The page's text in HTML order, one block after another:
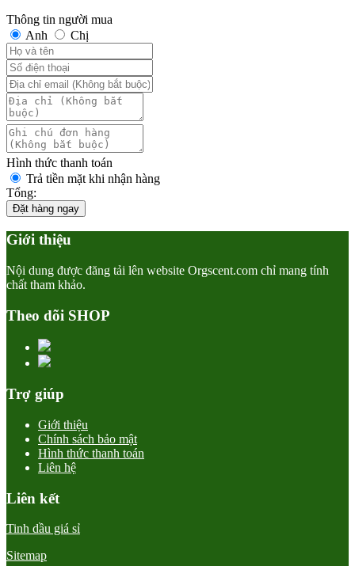
Thông tin người mua
Anh
Chị
Hình thức thanh toán
Trả tiền mặt khi nhận hàng
Tổng:
Đặt hàng ngay
Giới thiệu
Nội dung được đăng tải lên website Orgscent.com chỉ mang tính
chất tham khảo.
Theo dõi SHOP
Trợ giúp
Giới thiệu
Chính sách bảo mật
Hình thức thanh toán
Liên hệ
Liên kết
Tinh dầu giá sỉ
Sitemap